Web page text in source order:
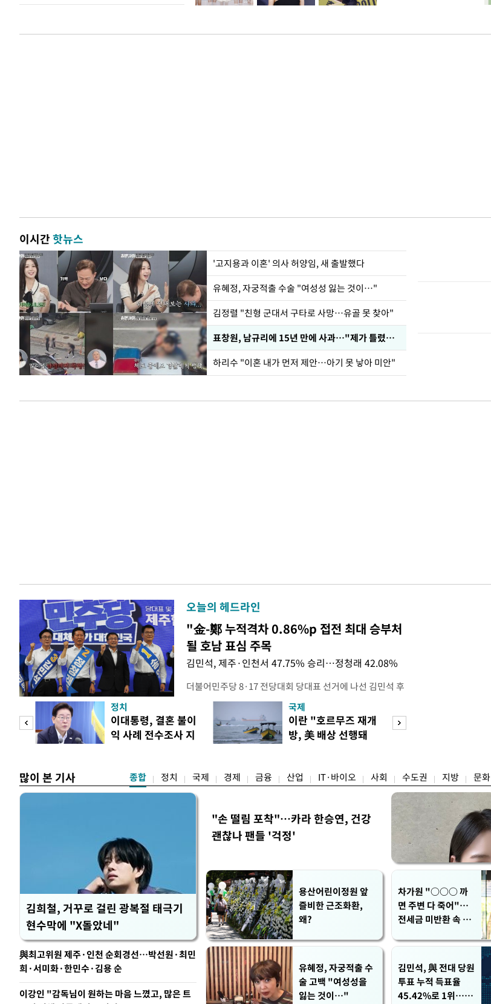
이시간핫뉴스
'고지용과 이혼' 의사 허양임, 새 출발했다
유혜정, 자궁적출 수술 "여성성 잃는 것이…"
김정렬 "친형 군대서 구타로 사망…유골 못 찾아"
표창원, 남규리에 15년 만에 사과…"제가 틀렸습니다"
하리수 "이혼 내가 먼저 제안…아기 못 낳아 미안"
오늘의 헤드라인
"金-鄭 누적격차 0.86%p 접전 최대 승부처
될 호남 표심 주목
김민석, 제주·인천서 47.75% 승리…정청래 42.08%
더불어민주당 8·17 전당대회 당대표 선거에 나선 김민석 후
보가 8일 제주·인천 지역 순회경선에서 '누적 1위'를 탈환했
다. 앞서 정청래 후보 우세 지역으로 점쳐졌던 충청권과 부산
·울산·경남 경선에서 1승 1패를 주고 받은 김 후보는 이날
제주·인천 경선에서 이기며 '2승 1패'로 앞서가게 됐다. 다
정치
이대통령, 결혼 불이
익 사례 전수조사 지
국제
이란 "호르무즈 재개
방, 美 배상 선행돼
많이 본 기사 종합 정치 국제 경제 금융 산업 IT·바이오 사회 수도권 지방 문화
김희철, 거꾸로 걸린 광복절 태극기
현수막에 "X돌았네"
"손 떨림 포착"…카라 한승연, 건강
괜찮나 팬들 '걱정'
용산어린이정원 앞
즐비한 근조화환,
왜?
차가원 "○○○ 까
면 주변 다 죽어"…
전세금 미반환 속 녹
유혜정, 자궁적출 수
술 고백 "여성성을
잃는 것이…"
김민석, 與 전대 당원
투표 누적 득표율
45.42%로 1위… 정
與최고위원 제주·인천 순회경선…박선원·최민
희·서미화·한민수·김용 순
이강인 "감독님이 원하는 마음 느꼈고, 많은 트